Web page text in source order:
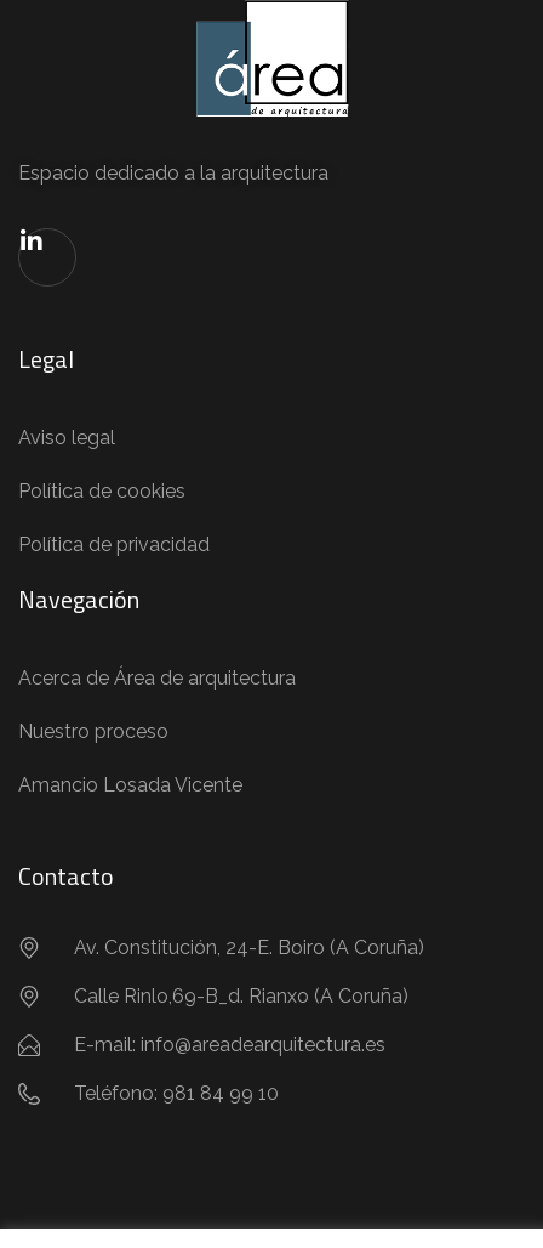
Espacio dedicado a la arquitectura
Legal
Aviso legal
Política de cookies
Política de privacidad
Navegación
Acerca de Área de arquitectura
Nuestro proceso
Amancio Losada Vicente
Contacto
Av. Constitución, 24-E. Boiro (A Coruña)
Calle Rinlo,69-B_d. Rianxo (A Coruña)
E-mail: info@areadearquitectura.es
Teléfono: 981 84 99 10